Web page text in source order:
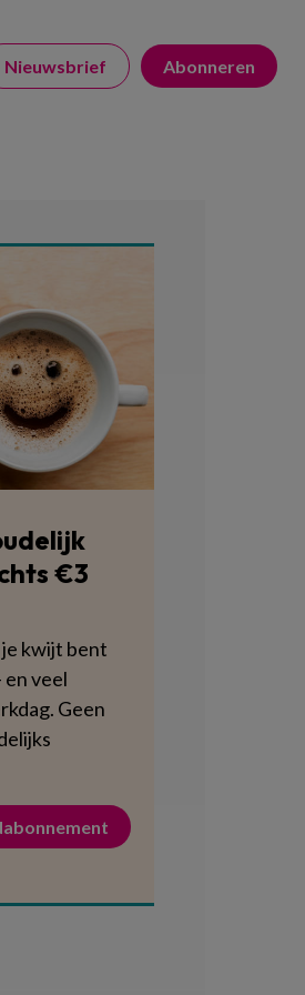
Nieuwsbrief Abonneren
€3
je kwijt bent
veel
Geen